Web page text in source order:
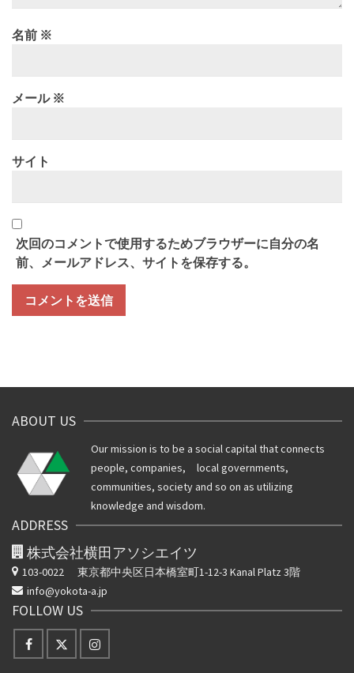
名前 ※
メール ※
サイト
次回のコメントで使用するためブラウザーに自分の名
前、メールアドレス、サイトを保存する。
ABOUT US
Our mission is to be a social capital that connects
people, companies, local governments,
communities, society and so on as utilizing
knowledge and wisdom.
ADDRESS
株式会社横田アソシエイツ
103-0022
東京都中央区日本橋室町1-12-3 Kanal Platz 3階
info@yokota-a.jp
FOLLOW US